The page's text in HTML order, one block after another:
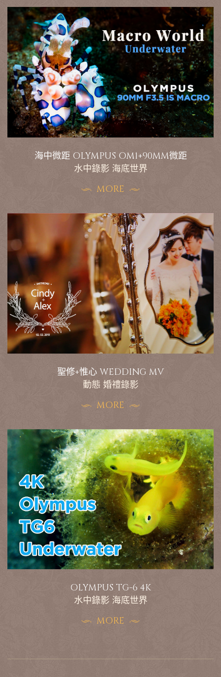
海中微距 OLYMPUS OM1+90MM微距
水中錄影 海底世界
MORE
聖修+惟心 WEDDING MV
動態 婚禮錄影
MORE
OLYMPUS TG-6 4K
水中錄影 海底世界
MORE